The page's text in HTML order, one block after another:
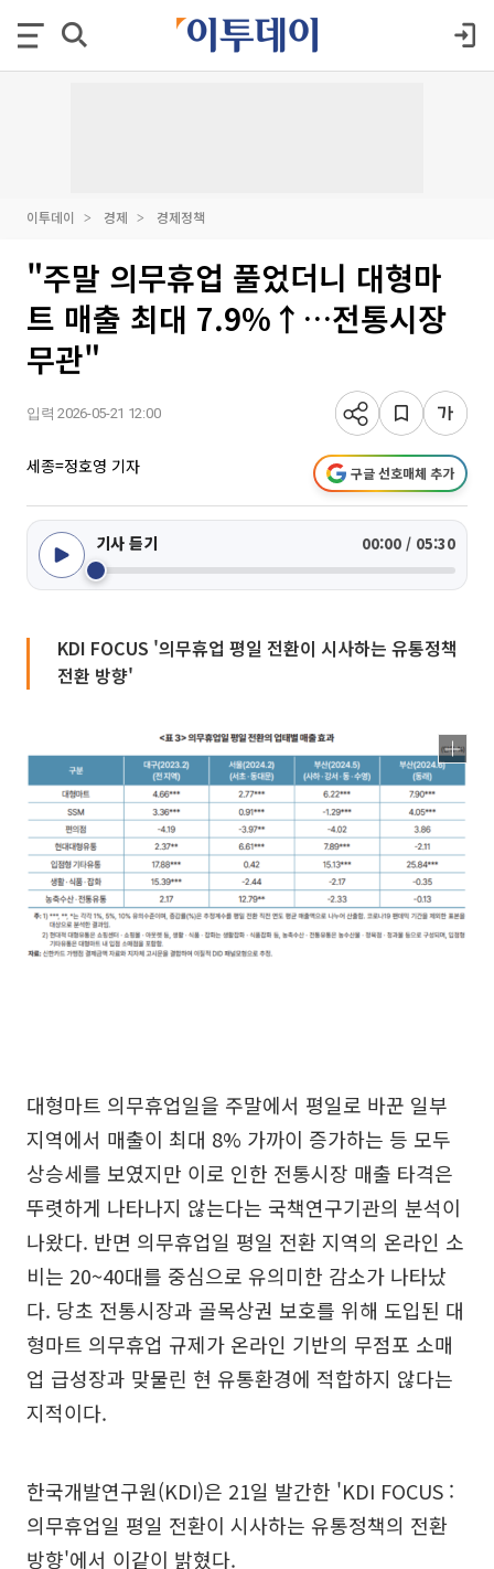
이투데이 경제 경제정책
"주말 의무휴업 풀었더니 대형마
트 매출 최대 7.9%↑…전통시장
무관"
입력 2026-05-21 12:00
세종=정호영 기자 구글 선호매체 추가
기사 듣기 00:00 / 05:30
KDI FOCUS '의무휴업 평일 전환이 시사하는 유통정책
전환 방향'
대형마트 의무휴업일을 주말에서 평일로 바꾼 일부
지역에서 매출이 최대 8% 가까이 증가하는 등 모두
상승세를 보였지만 이로 인한 전통시장 매출 타격은
뚜렷하게 나타나지 않는다는 국책연구기관의 분석이
나왔다. 반면 의무휴업일 평일 전환 지역의 온라인 소
비는 20~40대를 중심으로 유의미한 감소가 나타났
다. 당초 전통시장과 골목상권 보호를 위해 도입된 대
형마트 의무휴업 규제가 온라인 기반의 무점포 소매
업 급성장과 맞물린 현 유통환경에 적합하지 않다는
지적이다.
한국개발연구원(KDI)은 21일 발간한 'KDI FOCUS :
의무휴업일 평일 전환이 시사하는 유통정책의 전환
방향'에서 이같이 밝혔다.